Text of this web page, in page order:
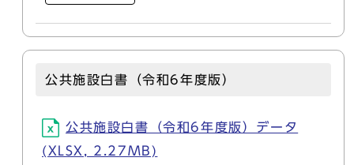
公共施設白書（令和6年度版）
公共施設白書（令和6年度版）データ
(XLSX, 2.27MB)